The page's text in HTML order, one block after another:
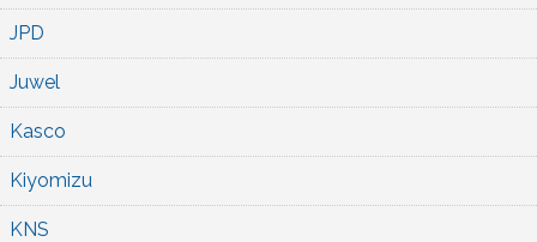
JPD
Juwel
Kasco
Kiyomizu
KNS